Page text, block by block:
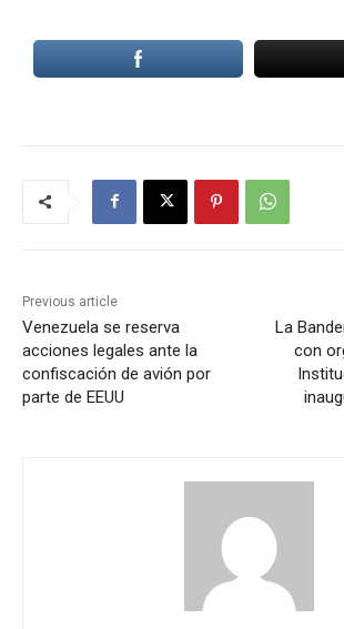
Previous article
Venezuela se reserva
acciones legales ante la
confiscación de avión por
parte de EEUU
La
con